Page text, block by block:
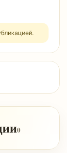
0